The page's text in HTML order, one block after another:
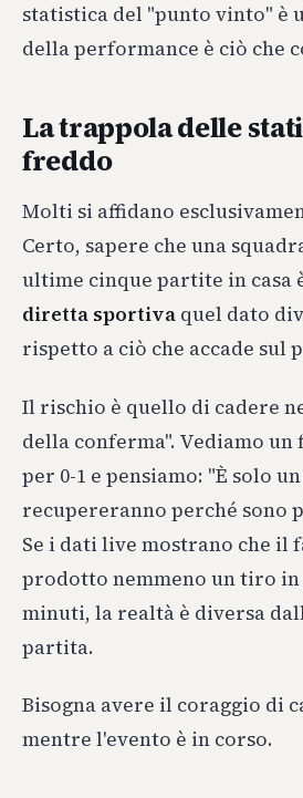
statistica del "punto vinto" è
della performance è ciò che
La trappola delle
freddo
Molti si affidano
Certo, sapere che una
ultime cinque partite in casa
diretta sportiva quel dato
rispetto a ciò che accade sul
Il rischio è quello di cadere
della conferma". Vediamo
per 0-1 e pensiamo: "È solo
recupereranno perché sono
Se i dati live mostrano che il
prodotto nemmeno un tiro
minuti, la realtà è diversa
partita.
Bisogna avere il coraggio di
mentre l'evento è in corso.